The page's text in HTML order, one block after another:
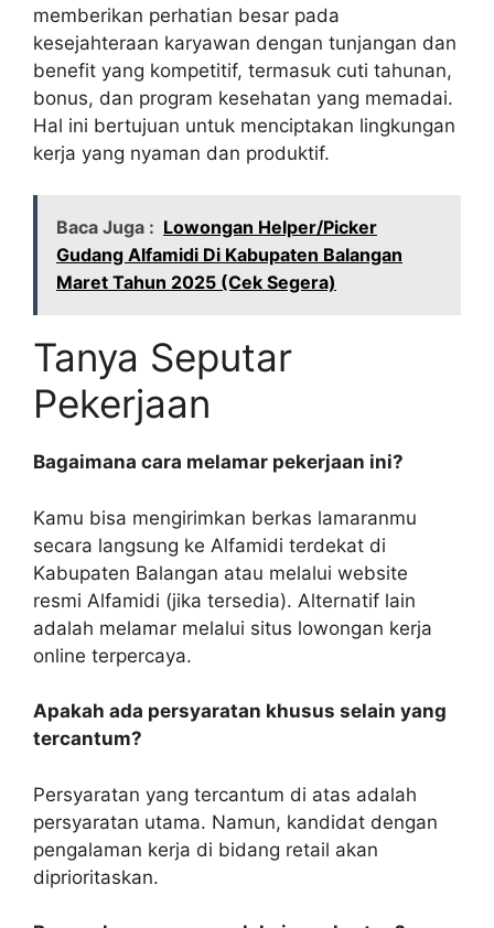
memberikan perhatian besar pada
kesejahteraan karyawan dengan tunjangan dan
benefit yang kompetitif, termasuk cuti tahunan,
bonus, dan program kesehatan yang memadai.
Hal ini bertujuan untuk menciptakan lingkungan
kerja yang nyaman dan produktif.
Baca Juga : Lowongan Helper/Picker
Gudang Alfamidi Di Kabupaten Balangan
Maret Tahun 2025 (Cek Segera)
Tanya Seputar
Pekerjaan
Bagaimana cara melamar pekerjaan ini?
Kamu bisa mengirimkan berkas lamaranmu
secara langsung ke Alfamidi terdekat di
Kabupaten Balangan atau melalui website
resmi Alfamidi (jika tersedia). Alternatif lain
adalah melamar melalui situs lowongan kerja
online terpercaya.
Apakah ada persyaratan khusus selain yang
tercantum?
Persyaratan yang tercantum di atas adalah
persyaratan utama. Namun, kandidat dengan
pengalaman kerja di bidang retail akan
diprioritaskan.